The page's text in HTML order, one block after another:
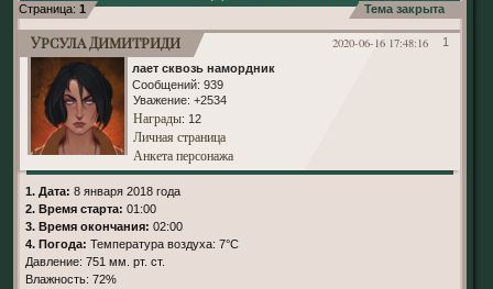
Страница: 1 Тема закрыта
1
2020-06-16 17:48:16
Урсула Димитриди
лает сквозь намордник
Сообщений: 939
Уважение: +2534
Награды: 12
Личная страница
Анкета персонажа
1. Дата: 8 января 2018 года
2. Время старта: 01:00
3. Время окончания: 02:00
4. Погода: Температура воздуха: 7°С
Давление: 751 мм. рт. ст.
Влажность: 72%